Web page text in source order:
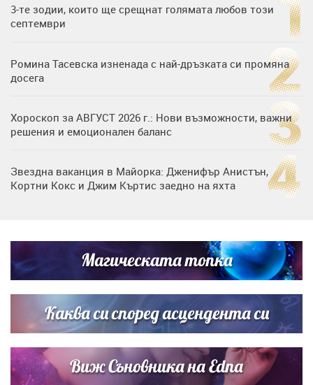
3-те зодии, които ще срещнат голямата любов този
септември
Ромина Тасевска изненада с най-дръзката си промяна
досега
Хороскоп за АВГУСТ 2026 г.: Нови възможности, важни
решения и емоционален баланс
Звездна ваканция в Майорка: Дженифър Анистън,
Кортни Кокс и Джим Къртис заедно на яхта
Братя Аргирови я изненадаха с песен
Дъщерята на Гала - Мари отплава с любимия и двете
си деца на семейна морска приказка
Магическата топка
Каква си според асцендента си
Виж Съновника на Edna